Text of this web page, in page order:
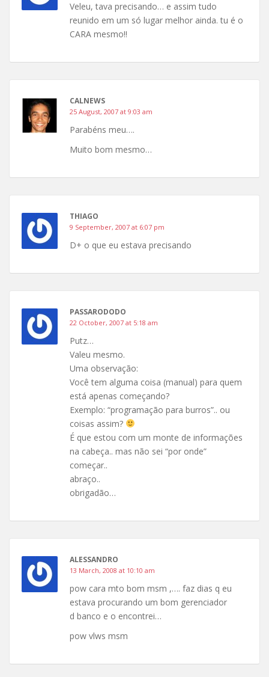
Veleu, tava precisando… e assim tudo
reunido em um só lugar melhor ainda. tu é o
CARA mesmo!!
CALNEWS
25 August, 2007 at 9:03 am
Parabéns meu….
Muito bom mesmo…
THIAGO
9 September, 2007 at 6:07 pm
D+ o que eu estava precisando
PASSARODODO
22 October, 2007 at 5:18 am
Putz…
Valeu mesmo.
Uma observação:
Você tem alguma coisa (manual) para quem
está apenas começando?
Exemplo: “programação para burros”.. ou
coisas assim?
É que estou com um monte de informações
na cabeça.. mas não sei “por onde”
começar..
abraço..
obrigadão…
ALESSANDRO
13 March, 2008 at 10:10 am
pow cara mto bom msm ,…. faz dias q eu
estava procurando um bom gerenciador
d banco e o encontrei…
pow vlws msm